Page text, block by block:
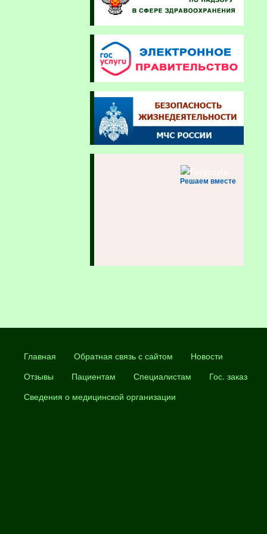
Решаем вместе
Главная Обратная связь с сайтом
Новости
Отзывы
Пациентам Специалистам
Гос. заказ
Сведения о медицинской организации